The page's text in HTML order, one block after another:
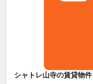
シャトレ山寺の賃貸物件